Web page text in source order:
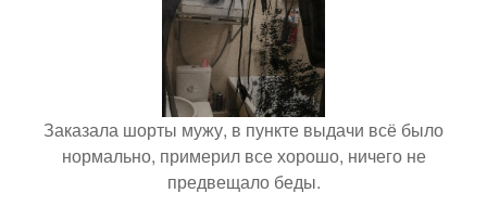
Заказала шорты мужу, в пункте выдачи всё было
нормально, примерил все хорошо, ничего не
предвещало беды.